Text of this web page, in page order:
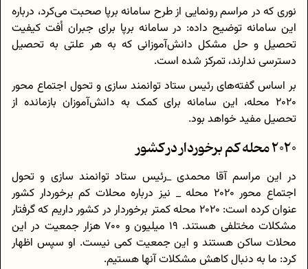
نوری که در مراسم رونمایی از طرح سامانه برپا صحبت می‌کرد، درباره
این سامانه توضیح داده: در سامانه برپا برای جبران اُفت کیفیت
تحصیل و حل مشکل دانش‌آموزانی که به هر علتی به تحصیل
دسترسی ندارند، تمرکز شده است.
بر اساس گفته‌های رئیس ستاد توانمند سازی و تحول اجتماع محور
۲۰۲۰ محله، این سامانه برای کمک به دانش‌آموزان بازمانده از
تحصیل مفید خواهد بود.
2020 محله کم برخوردار در کشور
در این مراسم آقا محمدی _رئیس ستاد توانمند سازی و تحول
اجتماع محور 2020 محله _ نیز درباره محلات کم برخوردار کشور
عنوان کرده است: 2020 محله کمتر برخوردار در کشور داریم که گرفتار
مشکلات مختلفی هستند. 19 میلیون و 700 هزار جمعیت در این
محلات ساکن‌ هستند و این جمعیت کمی نیست. او سپس اظهار
کرد: ما به دنبال کاهش مشکلات آنها هستیم.